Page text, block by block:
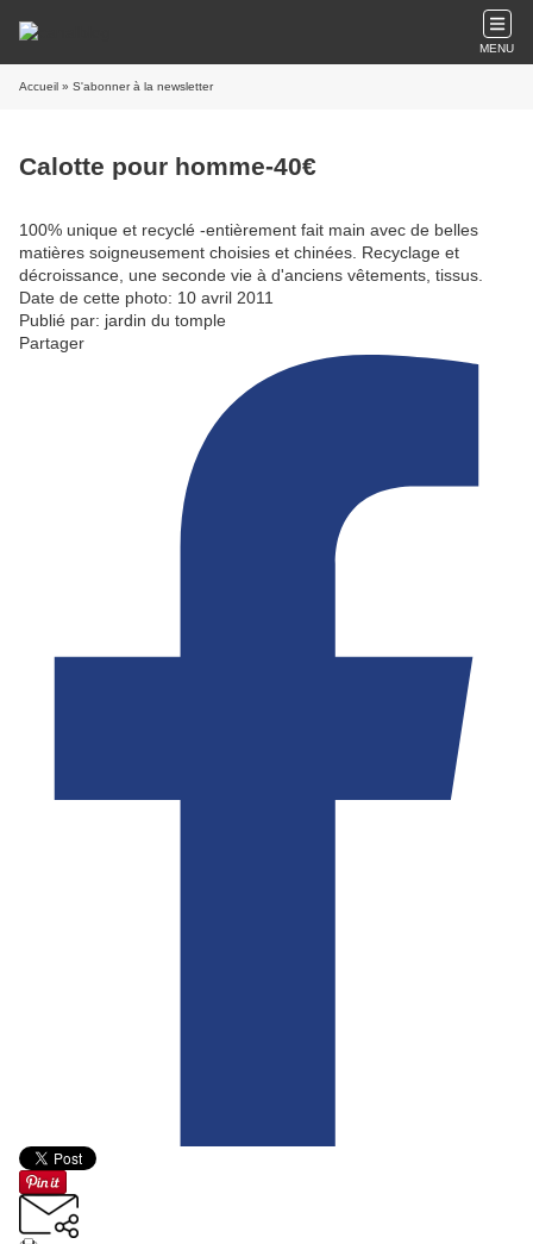
MENU
Accueil » S'abonner à la newsletter
Calotte pour homme-40€
100% unique et recyclé -entièrement fait main avec de belles
matières soigneusement choisies et chinées. Recyclage et
décroissance, une seconde vie à d'anciens vêtements, tissus.
Date de cette photo: 10 avril 2011
Publié par: jardin du tomple
Partager